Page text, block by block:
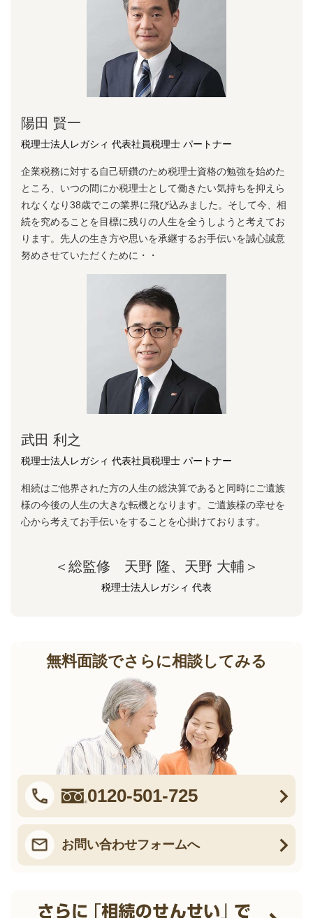
陽⽥ 賢⼀
税理士法人レガシィ 代表社員税理士 パートナー
企業税務に対する⾃⼰研鑽のため税理⼠資格の勉強を始めた
ところ、いつの間にか税理⼠として働きたい気持ちを抑えら
れなくなり38歳でこの業界に⾶び込みました。そして今、相
続を究めることを⽬標に残りの⼈⽣を全うしようと考えてお
ります。先⼈の⽣き⽅や思いを承継するお⼿伝いを誠⼼誠意
努めさせていただくために・・
武田 利之
税理士法人レガシィ 代表社員税理士 パートナー
相続はご他界された方の人生の総決算であると同時にご遺族
様の今後の人生の大きな転機となります。ご遺族様の幸せを
心から考えてお手伝いをすることを心掛けております。
＜総監修 天野 隆、天野 大輔＞
税理士法人レガシィ 代表
無料面談でさらに相談してみる
0120-501-725
お問い合わせフォームへ